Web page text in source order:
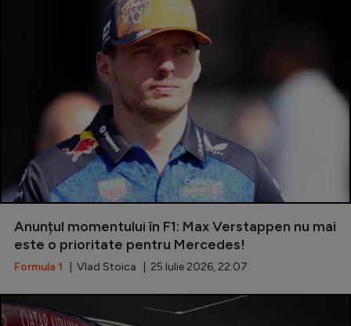
Anunțul momentului în F1: Max Verstappen nu mai
este o prioritate pentru Mercedes!
Formula 1 | Vlad Stoica | 25 Iulie 2026, 22:07